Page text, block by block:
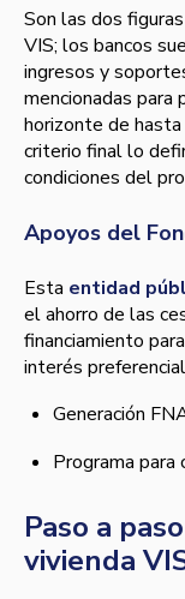
Son las dos
VIS; los bancos
ingresos y
mencionadas para
horizonte de
criterio final lo
condiciones del
Apoyos del
Esta entidad
el ahorro de las
financiamiento
interés
Generación
Programa
Paso a
vivienda